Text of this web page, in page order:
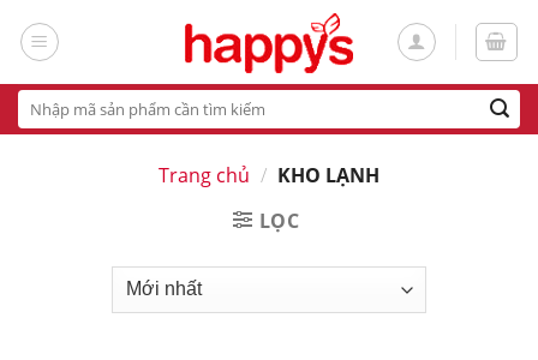
Tìm
kiếm:
Trang chủ / KHO LẠNH
LỌC